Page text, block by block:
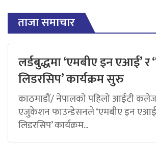
ताजा समाचार
लर्डबुद्धमा ‘एमबीए इन एआई’ र
लिडरसिप’ कार्यक्रम सुरु
काठमाडौं/ नेपालको पहिलो आईटी कलेज
एजुकेशन फाउन्डेसनले ‘एमबीए इन
लिडरसिप’ कार्यक्रम...